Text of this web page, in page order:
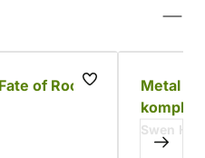
of Rock
Metal
komplet
Swen